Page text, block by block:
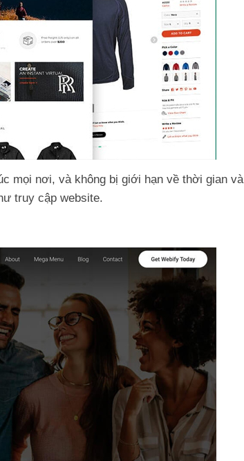
mọi nơi, và không bị giới hạn về thời gian và
truy cập website.